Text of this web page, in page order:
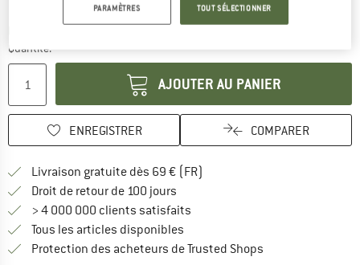
Le lien s'ouvre dans une boîte
Quantité:
AJOUTER AU PANIER
ENREGISTRER COMPARER
Livraison gratuite dès 69 € (FR)
Droit de retour de 100 jours
> 4 000 000 clients satisfaits
Tous les articles disponibles
Protection des acheteurs de Trusted Shops
PARAMÈTRES TOUT SÉLECTIONNER